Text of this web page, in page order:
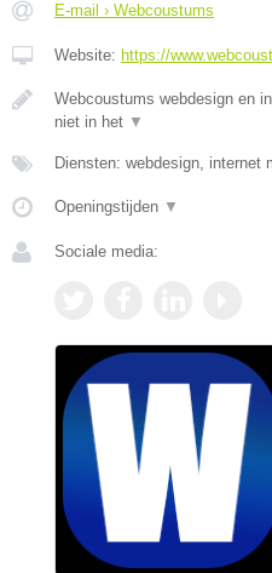
E-mail › Webcoustums
Website: https://
Webcoustums webdesign en
niet in het ▼
Diensten: webdesign, internet
Openingstijden ▼
Sociale media: